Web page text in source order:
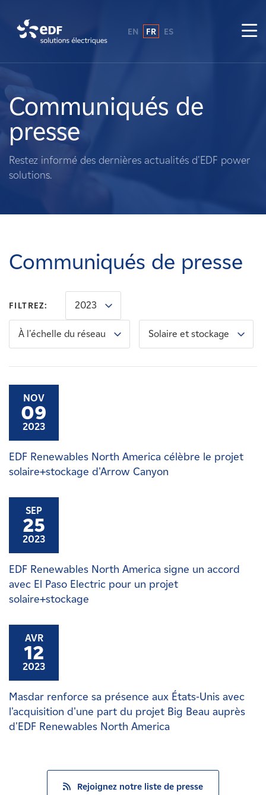
A propos de nous
Ce que nous faisons
Propriétaires fonciers
Carrières
Nouvelles
Contactez-nous
EN FR ES
Communiqués de
presse
Restez informé des dernières actualités d'EDF power
solutions.
Communiqués de presse
FILTREZ: 2023
À l'échelle du réseau Solaire et stockage
NOV
09
2023
EDF Renewables North America célèbre le projet
solaire+stockage d'Arrow Canyon
SEP
25
2023
EDF Renewables North America signe un accord
avec El Paso Electric pour un projet
solaire+stockage
AVR
12
2023
Masdar renforce sa présence aux États-Unis avec
l'acquisition d'une part du projet Big Beau auprès
d'EDF Renewables North America
Rejoignez notre liste de presse